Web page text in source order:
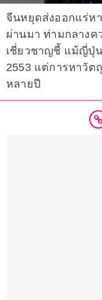
จีนหยุดส่งออกแร่ห
ผ่านมา ท่ามกลางค
เชี่ยวชาญชี้ แม้ญี่ปุ่น
2553 แต่การหาวัต
หลายปี